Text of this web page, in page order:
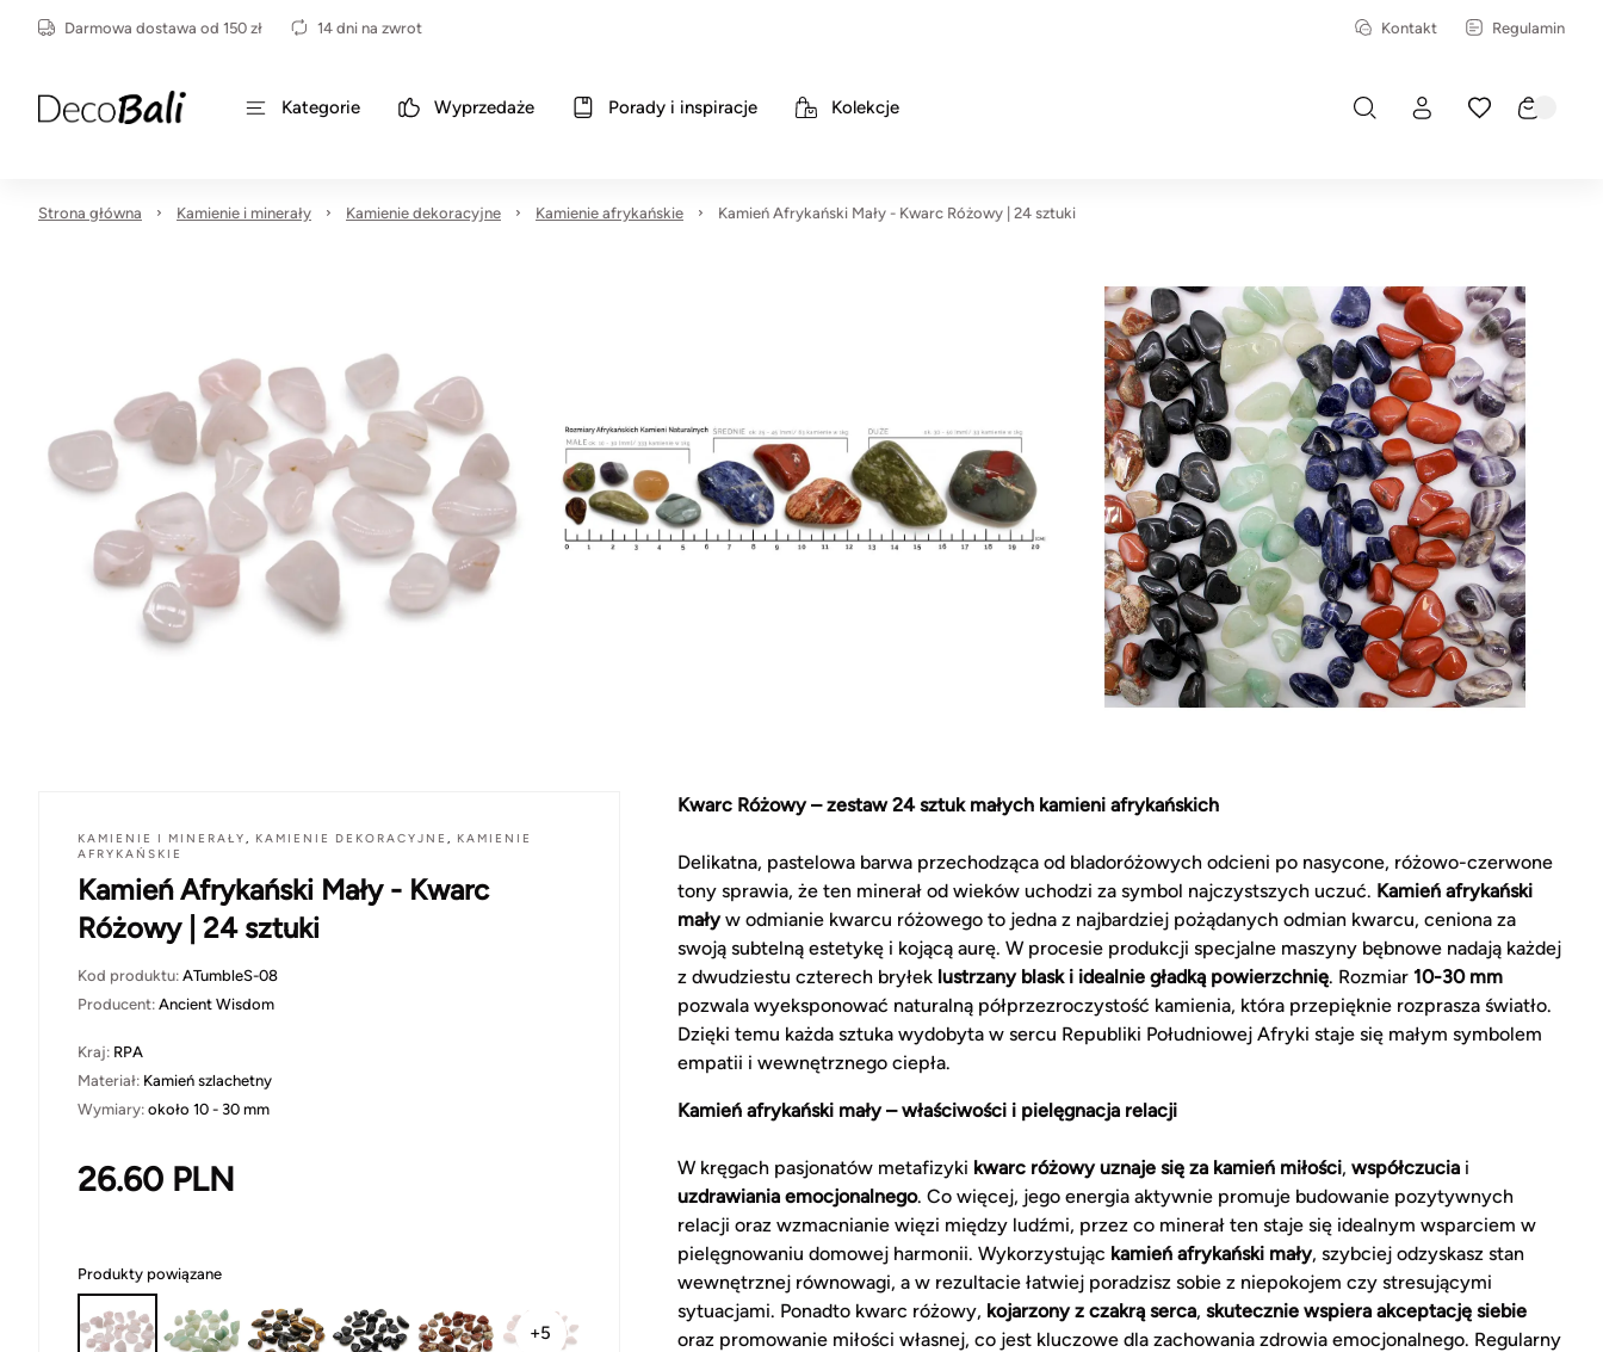
Darmowa dostawa od 150 zł 14 dni na zwrot Kontakt Regulamin
Kategorie Wyprzedaże Porady i inspiracje Kolekcje
Strona główna Kamienie i minerały Kamienie dekoracyjne Kamienie afrykańskie Kamień Afrykański Mały - Kwarc Różowy | 24 sztuki
KAMIENIE I MINERAŁY, KAMIENIE DEKORACYJNE , KAMIENIE
AFRYKAŃSKIE
Kamień Afrykański Mały - Kwarc
Różowy | 24 sztuki
Kod produktu: ATumbleS-08
Producent: Ancient Wisdom
Kraj: RPA
Materiał: Kamień szlachetny
Wymiary: około 10 - 30 mm
26.60 PLN
Produkty powiązane
+5
Kwarc Różowy – zestaw 24 sztuk małych kamieni afrykańskich
Delikatna, pastelowa barwa przechodząca od bladoróżowych odcieni po nasycone, różowo-czerwone
tony sprawia, że ten minerał od wieków uchodzi za symbol najczystszych uczuć. Kamień afrykański
maływ odmianie kwarcu różowego to jedna z najbardziej pożądanych odmian kwarcu, ceniona za
swoją subtelną estetykę i kojącą aurę. W procesie produkcji specjalne maszyny bębnowe nadają każdej
z dwudziestu czterech bryłek lustrzany blask i idealnie gładką powierzchnię. Rozmiar 10-30 mm
pozwala wyeksponować naturalną półprzezroczystość kamienia, która przepięknie rozprasza światło.
Dzięki temu każda sztuka wydobyta w sercu Republiki Południowej Afryki staje się małym symbolem
empatii i wewnętrznego ciepła.
Kamień afrykański mały – właściwości i pielęgnacja relacji
W kręgach pasjonatów metafizyki kwarc różowy uznaje się za kamień miłości, współczucia i
uzdrawiania emocjonalnego. Co więcej, jego energia aktywnie promuje budowanie pozytywnych
relacji oraz wzmacnianie więzi między ludźmi, przez co minerał ten staje się idealnym wsparciem w
pielęgnowaniu domowej harmonii. Wykorzystując kamień afrykański mały, szybciej odzyskasz stan
wewnętrznej równowagi, a w rezultacie łatwiej poradzisz sobie z niepokojem czy stresującymi
sytuacjami. Ponadto kwarc różowy, kojarzony z czakrą serca, skutecznie wspiera akceptację siebie
oraz promowanie miłości własnej, co jest kluczowe dla zachowania zdrowia emocjonalnego. Regularny